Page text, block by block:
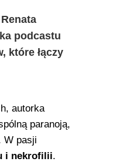
podcastu
które łączy
autorka
paranoją,
W pasji
i nekrofilii.